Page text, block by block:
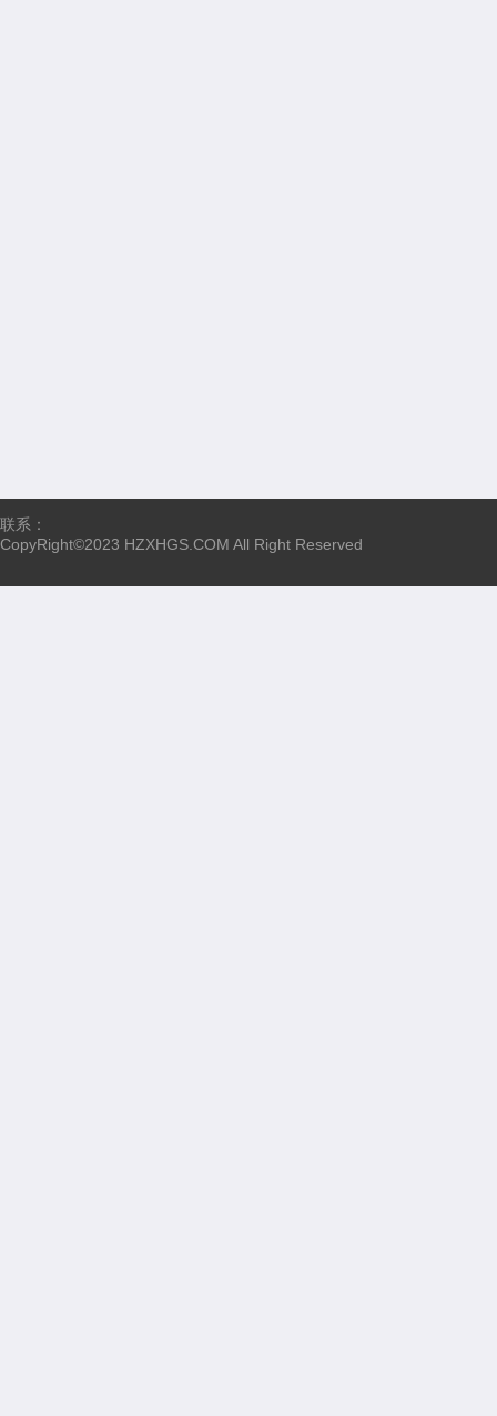
联系：
CopyRight©2023 HZXHGS.COM All Right Reserved